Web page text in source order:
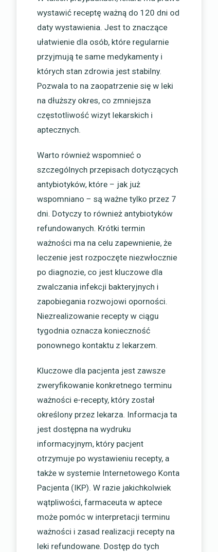
wystawić receptę ważną do 120 dni od
daty wystawienia. Jest to znaczące
ułatwienie dla osób, które regularnie
przyjmują te same medykamenty i
których stan zdrowia jest stabilny.
Pozwala to na zaopatrzenie się w leki
na dłuższy okres, co zmniejsza
częstotliwość wizyt lekarskich i
aptecznych.
Warto również wspomnieć o
szczególnych przepisach dotyczących
antybiotyków, które – jak już
wspomniano – są ważne tylko przez 7
dni. Dotyczy to również antybiotyków
refundowanych. Krótki termin
ważności ma na celu zapewnienie, że
leczenie jest rozpoczęte niezwłocznie
po diagnozie, co jest kluczowe dla
zwalczania infekcji bakteryjnych i
zapobiegania rozwojowi oporności.
Niezrealizowanie recepty w ciągu
tygodnia oznacza konieczność
ponownego kontaktu z lekarzem.
Kluczowe dla pacjenta jest zawsze
zweryfikowanie konkretnego terminu
ważności e-recepty, który został
określony przez lekarza. Informacja ta
jest dostępna na wydruku
informacyjnym, który pacjent
otrzymuje po wystawieniu recepty, a
także w systemie Internetowego Konta
Pacjenta (IKP). W razie jakichkolwiek
wątpliwości, farmaceuta w aptece
może pomóc w interpretacji terminu
ważności i zasad realizacji recepty na
leki refundowane. Dostęp do tych